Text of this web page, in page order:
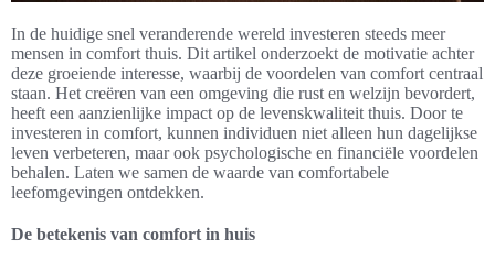
In de huidige snel veranderende wereld investeren steeds meer
mensen in comfort thuis. Dit artikel onderzoekt de motivatie achter
deze groeiende interesse, waarbij de voordelen van comfort centraal
staan. Het creëren van een omgeving die rust en welzijn bevordert,
heeft een aanzienlijke impact op de levenskwaliteit thuis. Door te
investeren in comfort, kunnen individuen niet alleen hun dagelijkse
leven verbeteren, maar ook psychologische en financiële voordelen
behalen. Laten we samen de waarde van comfortabele
leefomgevingen ontdekken.
De betekenis van comfort in huis